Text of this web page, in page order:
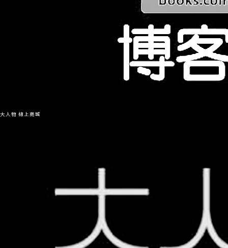
大人物 線上商城